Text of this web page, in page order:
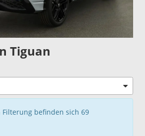
Tiguan
befinden sich 69